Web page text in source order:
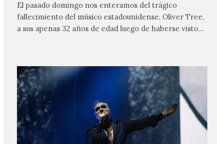
El pasado domingo nos enteramos del trágico
fallecimiento del músico estadounidense, Oliver Tree,
a sus apenas 32 años de edad luego de haberse visto